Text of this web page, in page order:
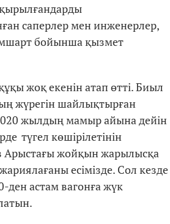
саперлер мен инженерлер,
бойынша қызмет
жоқ екенін атап өтті. Биыл
жүрегін шайлықтырған
жылдың мамыр айына дейін
түгел көшірілетінін
Арыстағы жойқын жарылысқа
есімізде. Сол кезде
ден астам вагонға жүк